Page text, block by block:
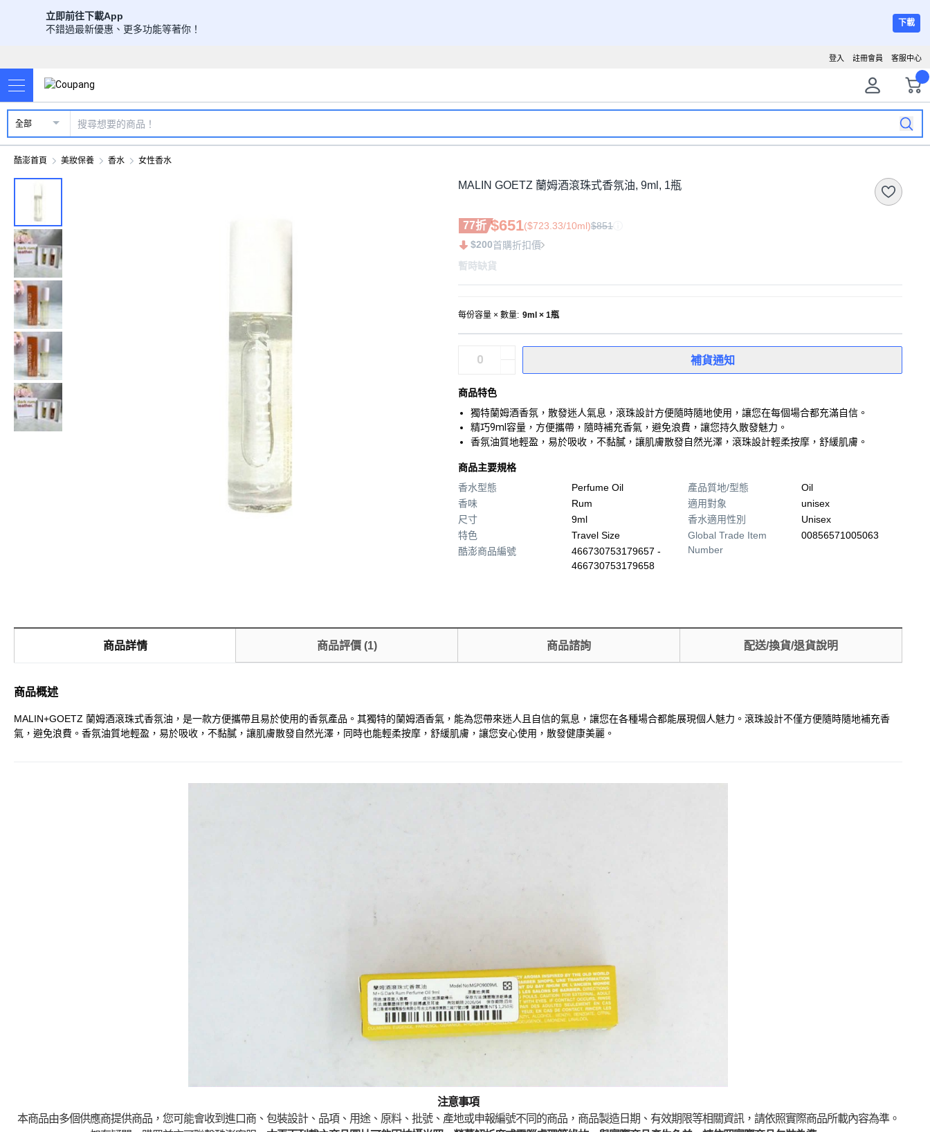
立即前往下載App
不錯過最新優惠、更多功能等著你！
下載
客服中心
註冊會員
登入
全部
酷澎首頁 美妝保養 香水 女性香水
MALIN GOETZ 蘭姆酒滾珠式香氛油, 9ml, 1瓶
77折 $651($723.33/10ml)$851
$200首購折扣價
暫時缺貨
每份容量 × 數量: 9ml × 1瓶
補貨通知
商品特色
獨特蘭姆酒香氛，散發迷人氣息，滾珠設計方便隨時隨地使用，讓您在每個場合都充滿自信。
精巧9ml容量，方便攜帶，隨時補充香氣，避免浪費，讓您持久散發魅力。
香氛油質地輕盈，易於吸收，不黏膩，讓肌膚散發自然光澤，滾珠設計輕柔按摩，舒緩肌膚。
商品主要規格
香水型態
Perfume Oil
香味
Rum
尺寸
9ml
特色
Travel Size
酷澎商品編號
466730753179657 -
466730753179658
產品質地/型態
Oil
適用對象
unisex
香水適用性別
Unisex
Global Trade Item
Number
00856571005063
商品詳情 商品評價(1) 商品諮詢 配送/換貨/退貨說明
商品概述
MALIN+GOETZ 蘭姆酒滾珠式香氛油，是一款方便攜帶且易於使用的香氛產品。其獨特的蘭姆酒香氣，能為您帶來迷人且自信的氣息，讓您在各種場合都能展現個人魅力。滾珠設計不僅方便隨時隨地補充香
氣，避免浪費。香氛油質地輕盈，易於吸收，不黏膩，讓肌膚散發自然光澤，同時也能輕柔按摩，舒緩肌膚，讓您安心使用，散發健康美麗。
注意事項
本商品由多個供應商提供商品，您可能會收到進口商、包裝設計、品項、用途、原料、批號、產地或申報編號不同的商品，商品製造日期、有效期限等相關資訊，請依照實際商品所載內容為準。